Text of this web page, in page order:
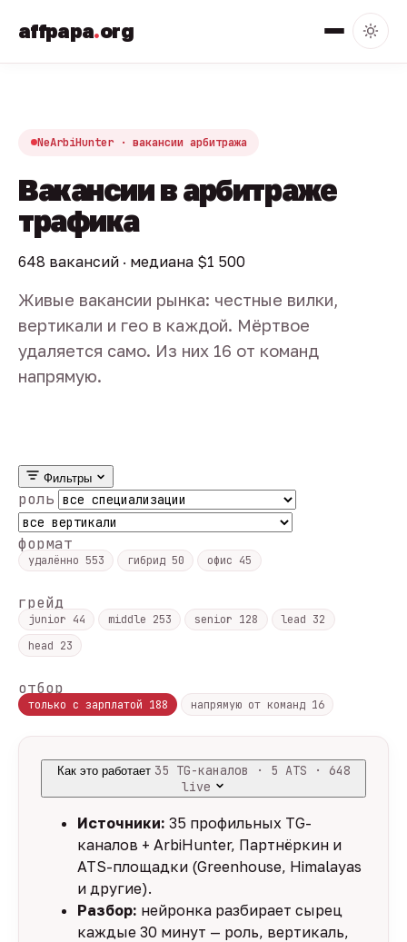
affpapa.org
NeArbiHunter · вакансии арбитража
Вакансии в арбитраже
трафика
648 вакансий · медиана $1 500
Живые вакансии рынка: честные вилки,
вертикали и гео в каждой. Мёртвое
удаляется само. Из них 16 от команд
напрямую.
Фильтры
роль
формат
удалённо 553 гибрид 50 офис 45
грейд
junior 44 middle 253 senior 128 lead 32
head 23
отбор
только с зарплатой 188 напрямую от команд 16
Как это работает 35 TG-каналов · 5 ATS · 648
live
Источники: 35 профильных TG-
каналов + ArbiHunter, Партнёркин и
ATS-площадки (Greenhouse, Himalayas
и другие).
Разбор: нейронка разбирает сырец
каждые 30 минут — роль, вертикаль,